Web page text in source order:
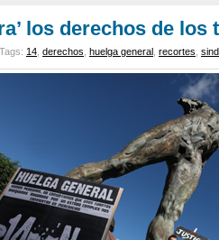
los derechos de los
Tags: 14 derechos huelga general recortes